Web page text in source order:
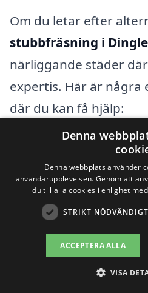
Om du letar efter
stubbfräsning i Dingle
närliggande städer
expertis. Här är några
där du kan få hjälp:
Lärjedalen
Brastad
Särö
Grebbestad
Denna
Denna webbplats använder
användarupplevelsen. Genom att
du till alla cookies i enlighet
STRIKT NÖDVÄNDIGT
ACCEPTERA ALLA
VISA